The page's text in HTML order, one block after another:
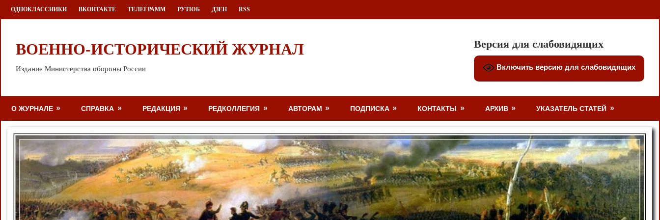
Перейти
к
ОДНОКЛАССНИКИ ВКОНТАКТЕ ТЕЛЕГРАММ РУТЮБ ДЗЕН RSS
ВОЕННО-ИСТОРИЧЕСКИЙ ЖУРНАЛ
Издание Министерства обороны России
Версия для слабовидящих
Включить версию для слабовидящих
О ЖУРНАЛЕ СПРАВКА РЕДАКЦИЯ РЕДКОЛЛЕГИЯ АВТОРАМ ПОДПИСКА КОНТАКТЫ АРХИВ УКАЗАТЕЛЬ СТАТЕЙ